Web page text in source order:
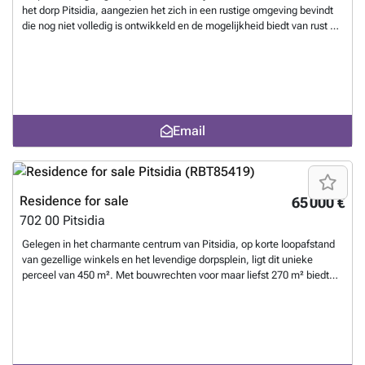
het dorp Pitsidia, aangezien het zich in een rustige omgeving bevindt
die nog niet volledig is ontwikkeld en de mogelijkheid biedt van rust en
de elektriciteit niet ver van het perceel verwijderd is. Het heeft
toegang via een gemakkelijke onverharde weg en heeft alle wettelijke
documenten beschikbaar.Want to know more?
Email
65 000 €
Residence for sale
702 00 Pitsidia
Gelegen in het charmante centrum van Pitsidia, op korte loopafstand
van gezellige winkels en het levendige dorpsplein, ligt dit unieke
perceel van 450 m². Met bouwrechten voor maar liefst 270 m² biedt